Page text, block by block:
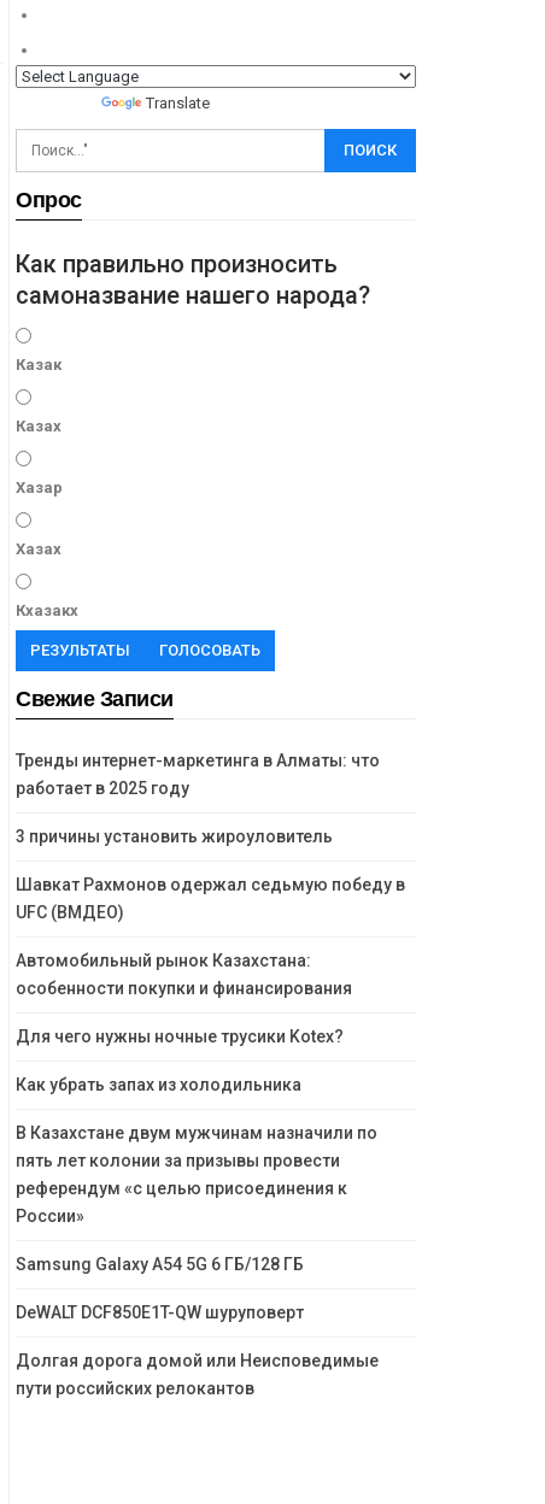
Translate
Опрос
Как правильно произносить
самоназвание нашего народа?
Казак
Казах
Хазар
Хазах
Кхазакх
РЕЗУЛЬТАТЫ ГОЛОСОВАТЬ
Свежие Записи
Тренды интернет-маркетинга в Алматы: что
работает в 2025 году
3 причины установить жироуловитель
Шавкат Рахмонов одержал седьмую победу в
UFC (ВМДЕО)
Автомобильный рынок Казахстана:
особенности покупки и финансирования
Для чего нужны ночные трусики Kotex?
Как убрать запах из холодильника
В Казахстане двум мужчинам назначили по
пять лет колонии за призывы провести
референдум «с целью присоединения к
России»
Samsung Galaxy A54 5G 6 ГБ/128 ГБ
DeWALT DCF850E1T-QW шуруповерт
Долгая дорога домой или Неисповедимые
пути российских релокантов